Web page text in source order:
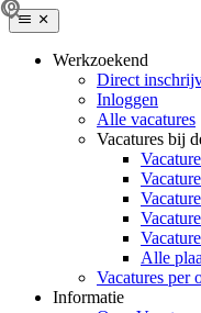
Werkzoekend
Direct
Inloggen
Alle vacatures
Vacatures bij
Alle
Vacatures per
Informatie